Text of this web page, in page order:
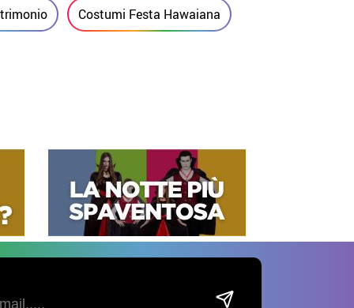
Costumi Festa Hawaiana